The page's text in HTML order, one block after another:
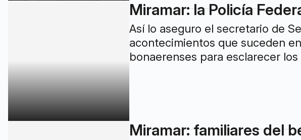
Miramar: la Policía
Así lo aseguro el secretario de
acontecimientos que suceden
bonaerenses para esclarecer los
Miramar: familiares del